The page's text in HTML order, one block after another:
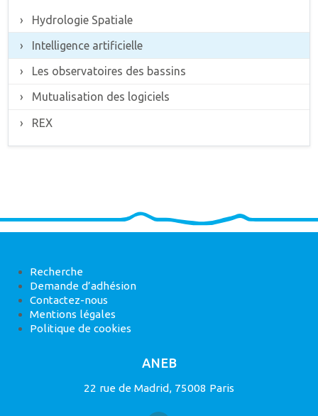
Hydrologie Spatiale
Intelligence artificielle
Les observatoires des bassins
Mutualisation des logiciels
REX
Recherche
Demande d’adhésion
Contactez-nous
Mentions légales
Politique de cookies
ANEB
22 rue de Madrid, 75008 Paris